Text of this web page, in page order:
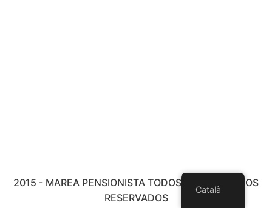
2015 - MAREA PENSIONISTA TODOS LOS DERECHOS
RESERVADOS
Català